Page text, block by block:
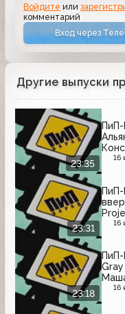
Войдите или
комментарий
Вход через
Другие выпуски
23:35
16
23:31
16
23:18
16